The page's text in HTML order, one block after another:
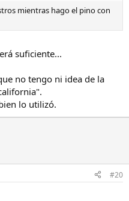
mientras hago el pino con
suficiente...
no tengo ni idea de la
lo utilizó.
#20